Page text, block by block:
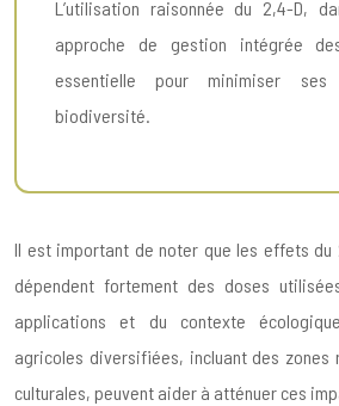
L’utilisation raisonnée du 2,4-D,
approche de gestion intégrée
essentielle pour minimiser
biodiversité.
Il est important de noter que les effets du
dépendent fortement des doses
applications et du contexte
agricoles diversifiées, incluant des
culturales, peuvent aider à atténuer ces